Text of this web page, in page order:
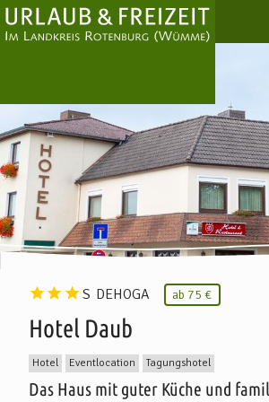
S DEHOGA ab 75 €
Hotel Daub
Hotel Eventlocation Tagungshotel
Das Haus mit guter Küche und